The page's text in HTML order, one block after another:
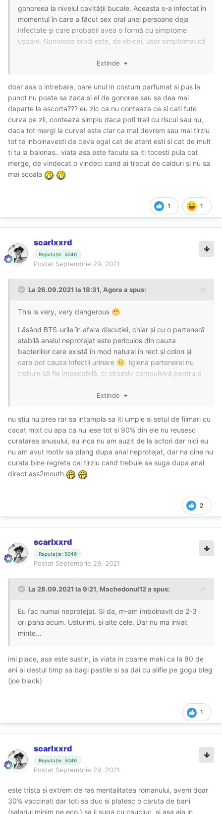
gonoreea la nivelul cavității bucale. Aceasta s-a infectat în
momentul în care a făcut sex oral unei persoane deja
infectate și care probabil avea o formă cu simptome
ușoare. Gonoreea orală este, de obicei, ușor simptomatică
neprotejat.
Eu prefer escortele care nu își iau un număr mare de
programări pe zi și foarte atente la igiena partenerului (de
obicei sunt catalogate ca fițoase pentru că preferă să
spună că nu există compatibilitate decât să îi trosnească
una jegosului pentru că e împuțit). Dușul de după îl fac
obligatoriu și cu foarte multă sârguință iar dacă pot,
urinez pentru a curăța uretra.
ani de curvăsăreală n-am avut nicio problemă.
pierderea veniturilor, ci pentru că este vorba de viața lor.
Dacă pui în balanță, s-ar putea ca riscul de a contacta o
responsabilă.
Extinde
doar asa o intrebare, oare unul in costum parfumat si pus la
punct nu poate sa zaca si el de gonoree sau sa dea mai
departe la escorta??? eu zic ca nu conteaza ce si cati fute
curva pe zii, conteaza simplu daca poti traii cu riscul sau nu,
daca tot mergi la curve! este clar ca mai devrem sau mai tirziu
tot te inbolnavesti de ceva egal cat de atent esti si cat de mult
ti tu la balonas.. viata asa este facuta sa iti tocesti pula cat
merge, de vindecat o vindeci cand ai trecut de calduri si nu sa
mai scoala
1 1
scarlxxrd
Reputație: 5046
Postat Septembrie 29, 2021
La 26.09.2021 la 18:31, Agora a spus:
This is very, very dangerous 😬
Lăsând BTS-urile în afara discuției, chiar și cu o parteneră
stabilă analul neprotejat este periculos din cauza
bacteriilor care există în mod natural în rect și colon și
care pot cauza infecții urinare 😐. Igiena partenerei nu
trebuie să fie impecabilă, ci obsesiv compulsivă pentru a
Extinde
nu stiu nu prea rar sa intampla sa iti umple si setul de filmari cu
cacat mixt cu apa ca nu iese tot si 90% din ele nu reusesc
curatarea anusului, eu inca nu am auzit de la actori dar nici eu
nu am avut motiv sa plang dupa anal neprotejat, dar na cine nu
curata bine regreta cel tirziu cand trebuie sa suga dupa anal
direct ass2mouth
2
scarlxxrd
Reputație: 5046
Postat Septembrie 29, 2021
La 28.09.2021 la 9:21, Machedonul12a spus:
Eu fac numai neprotejat. Si da, m-am imbolnavit de 2-3
ori pana acum. Usturimi, si alte cele. Dar nu ma invat
minte...
imi place, asa este sustin, ia viata in coarne maki ca la 80 de
ani ai destul timp sa bagi pastile si sa dai cu alifie pe gogu bleg
(joe black)
1
scarlxxrd
Reputație: 5046
Postat Septembrie 29, 2021
este trista si extrem de ras mentalitatea romanului, avem doar
30% vaccinati dar toti sa duc si platesc o caruta de bani
(salariul minim pe eco.) sa ii suga cu cauciuc, si asa aia in